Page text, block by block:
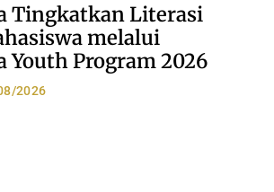
Tingkatkan Literasi
melalui
Youth Program 2026
2026